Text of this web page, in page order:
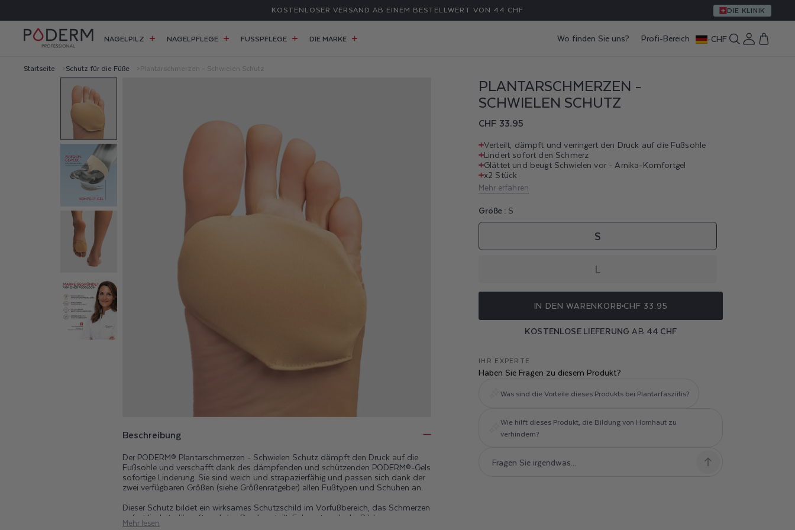
INHALT
KOSTENLOSER VERSAND AB EINEM BESTELLWERT VON 44 CHF DIE KLINIK
NAGELPILZ NAGELPFLEGE FUSSPFLEGE DIE MARKE Wo finden Sie uns? Profi-Bereich -CHF Einloggen
Warenkorb
Startseite Schutz für die Füße Plantarschmerzen - Schwielen Schutz
Beschreibung
Der PODERM® Plantarschmerzen - Schwielen Schutz dämpft den Druck auf die
Fußsohle und verschafft dank des dämpfenden und schützenden PODERM®-Gels
sofortige Linderung. Sie sind weich und strapazierfähig und passen sich dank der
zwei verfügbaren Größen (siehe Größenratgeber) allen Fußtypen und Schuhen an.
Dieser Schutz bildet ein wirksames Schutzschild im Vorfußbereich, das Schmerzen
sofort lindert, dämpft und den Druck verteilt. Er beugt auch der Bildung von
Mehr lesen
PLANTARSCHMERZEN -
SCHWIELEN SCHUTZ
Normaler
CHF 33.95
Verteilt, dämpft und verringert den Druck auf die Fußsohle
Lindert sofort den Schmerz
Glättet und beugt Schwielen vor - Arnika-Komfortgel
x2 Stück
Mehr erfahren
Größe : S
S
L
IN DEN WARENKORBCHF 33.95
KOSTENLOSE LIEFERUNG AB 44 CHF
IHR EXPERTE
Haben Sie Fragen zu diesem Produkt?
Was sind die Vorteile dieses Produkts bei Plantarfasziitis?
Wie hilft dieses Produkt, die Bildung von Hornhaut zu
verhindern?